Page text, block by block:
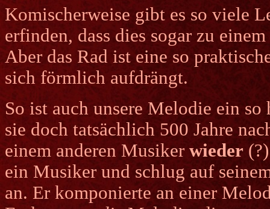
Komischerweise gibt es so viele
erfinden, dass dies sogar zu
Aber das Rad ist eine so
sich förmlich aufdrängt.
So ist auch unsere Melodie ein so
sie doch tatsächlich 500 Jahre
einem anderen Musiker wieder
ein Musiker und schlug auf
an. Er komponierte an einer